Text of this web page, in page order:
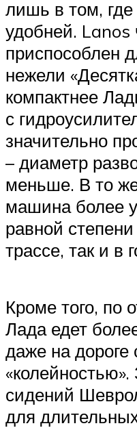
лишь в том, где
удобней. Lanos
приспособлен
нежели
компактнее
с
значительно
– диаметр
меньше. В то
машина более
равной
трассе, так и в
Кроме того, по
Лада едет
даже на
сидений
для